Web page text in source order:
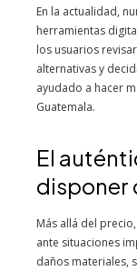
En la actualidad,
herramientas
los usuarios
alternativas y
ayudado a hacer
Guatemala.
El
disponer
Más allá del
ante situaciones
daños materiales,